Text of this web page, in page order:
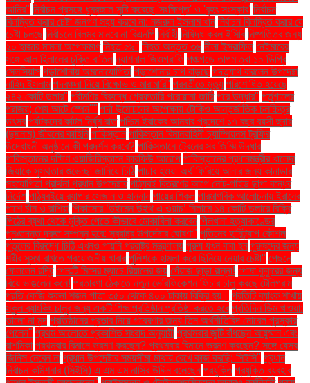
আমির" নির্বাচন প্রসঙ্গে ধূম্রজাল সৃষ্টি করেছে 'সংক্ষিপ্ত' ও 'বৃহৎ সংস্কার' নির্বাচন
বিলম্বিত করার চেষ্টা জনগণ সহ্য করবে না: নজরুল ইসলাম খান নির্বাচন বিলম্বিত করার যে
চেষ্টা চলছে নির্বাচনে বিলম্ব মানবে না বিএনপি নির্বাহী নিষিদ্ধ করল ইসিবি নিষ্পত্তির জন্য
২০ হাজার মামলা অপেক্ষমাণ নিহত ৫৯" নিহত অন্তত ৩৬ নীলা ইসরাফিল নেইমারের
সঙ্গে আল হিলালের চুক্তি বাতিল ন্যাশনাল জিওগ্রাফি পঞ্চগড়ে তাপমাত্রা ১০ ডিগ্রি
সেলসিয়াস পড়াশোনায় অমনোযোগিতা পড়াশোনার চাপ বাড়ছে পদত্যাগ করলেন উপদেষ্টা
নাহিদ ইসলাম পদবঞ্চনা নিয়ে বিক্ষোভ ও মারামারি" পরবর্তীতে মৃত্যু পরিশোধিত হয়েছে
২৪২ কোটি ডলার" পরীমণির বিরুদ্ধে গ্রেফতারি পরোয়ানা জারি পরে উদ্ধার" পর্তুগালের
পরাজয়; শেষ আটে স্পেন"" পর্দা উন্মোচনের অপেক্ষায় টোকিও আন্তর্জাতিক চলচ্চিত্র
উৎসব পর্যটকদের কাটল নির্ঘুম রাত পশ্চিম ইরাকের আনবার প্রদেশে ১৭ বছর বয়সী হুদার
(ছদ্মনাম) জীবনের কাহিনি পাকিস্তান পাকিস্তান বিমানবাহিনী চ্যাম্পিয়নস ট্রফির
উদ্বোধনী অনুষ্ঠানে কী প্রদর্শন করবে? পাকিস্তানে ট্রেনের সব জিম্মি উদ্ধার
পাকিস্তানের দক্ষিণ ওয়াজিরিস্তানে কারফিউ আরোপ পাকিস্তানের প্রধানমন্ত্রীর খালেদা
জিয়াকে সুস্থতার শুভেচ্ছা জানিয়ে চিঠি পাচার হওয়া অর্থ ফিরিয়ে আনার জন্য কানাডার
সহযোগিতা প্রার্থনা প্রধান উপদেষ্টার পাঠ্যবই বিতরণের আগে নোট-গাইড ছাপা বন্ধের
নির্দেশ পাঠ্যবইয়ে র‍্যাপার সেজান ও হান্নান পায়ের শিকল পারমাণবিক আলোচনায় ইরানের
পাশে চীন ও রাশিয়া পিকাসোর ‘উইমেন উইথ এ ওয়াচ’ নিলামে ১৪ কোটি ডলারে বিক্রি
পিঠের ব্যথা থেকে মুক্তি পেতে কীভাবে মোকাবিলা করবেন পিলখানা হত্যাকাণ্ডের
পুনঃতদন্ত দ্রুত সম্পন্ন হবে: স্বরাষ্ট্র উপদেষ্টার ঘোষণা" পুতিনের হানিট্র্যাপ কৌশল
পুতুলের বিরুদ্ধে চিঠি এখনও পায়নি পররাষ্ট্র মন্ত্রণালয় পুরুষ যখন বাবা হন পুরুষদের জন্য
শরীর সুস্থ রাখতে প্রয়োজনীয় খাবার পুলিশকে হামলা করে ছিনিয়ে নেয়ার চেষ্টা" পেছনে
ফেললেন রদ্রি পেনাল্টি মিসের ম্যাচে রিয়ালের জয় পেঁয়াজ ছাড়া রান্না! পোষা কুকুরের জন্য
বিয়ে ভাঙলেন কনে! প্রতারণা ঠেকাতে নতুন ভেরিফিকেশন ফিচার চালু করছে টেলিগ্রাম
প্রতি কেজি শুকনা শজন পাতা ৩৫০ থেকে ৪০০ টাকায় বিক্রি হয়। প্রতিটি ব্যাংক শাখায়
স্কুল ব্যাংকিং চালুর জন্য একটি শিক্ষাপ্রতিষ্ঠান প্রতিষ্ঠা করতে হবে প্রতিদিন ডিম খাওয়া:
ভালো না মন্দ প্রতিষ্ঠানের প্রভাব নিয়ে গবেষণার জন্য তিন অর্থনীতিবিদ নোবেল পুরস্কার
পেলেন" প্রথম আলোতে প্রকাশিত সংবাদ অনুযায়ী প্রথমবার জুটি বাঁধছেন আয়ুষ্মান এবং
রাশমিকা প্রথমবার বিমানে ভ্রমণ করছেন? প্রথমবার বিমানে ভ্রমণ করছেন? সঙ্গে যেসব
জিনিস নেবেন না প্রধান উপদেষ্টার সময়সীমা মাথায় রেখে কাজ করছি: সিইসি" প্রধান
নির্বাচন কমিশনার (সিইসি) এ এম এম নাসির উদ্দিন বলেছেন প্রযুক্তি প্রযুক্তি ব্যবহার